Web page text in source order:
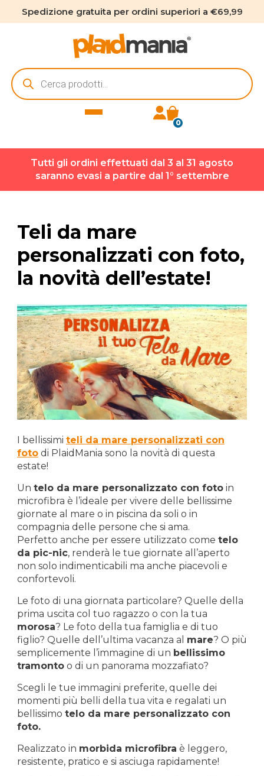
Spedizione gratuita per ordini superiori a €69,99
Ricerca
prodotti
0
Tutti gli ordini effettuati dal 3 al 31 agosto
saranno evasi a partire dal 1° settembre
Teli da mare
personalizzati con foto,
la novità dell’estate!
I bellissimi teli da mare personalizzati con
fotodi PlaidMania sono la novità di questa
estate!
Un telo da mare personalizzato con fotoin
microfibra è l’ideale per vivere delle bellissime
giornate al mare o in piscina da soli o in
compagnia delle persone che si ama.
Perfetto anche per essere utilizzato come telo
da pic-nic, renderà le tue giornate all’aperto
non solo indimenticabili ma anche piacevoli e
confortevoli.
Le foto di una giornata particolare? Quelle della
prima uscita col tuo ragazzo o con la tua
morosa? Le foto della tua famiglia e di tuo
figlio? Quelle dell’ultima vacanza al mare? O più
semplicemente l’immagine di un bellissimo
tramontoo di un panorama mozzafiato?
Scegli le tue immagini preferite, quelle dei
momenti più belli della tua vita e regalati un
bellissimo telo da mare personalizzato con
foto.
Realizzato in morbida microfibra è leggero,
resistente, pratico e si asciuga rapidamente!